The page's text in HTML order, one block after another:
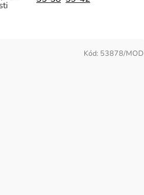
Kód: 53878/MOD